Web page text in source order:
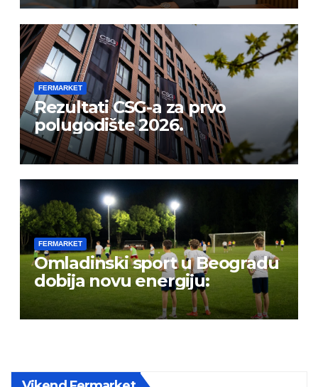
FERMARKET
Rezultati CSG-a za prvo
polugodište 2026.
FERMARKET
Omladinski sport u Beogradu
dobija novu energiju: